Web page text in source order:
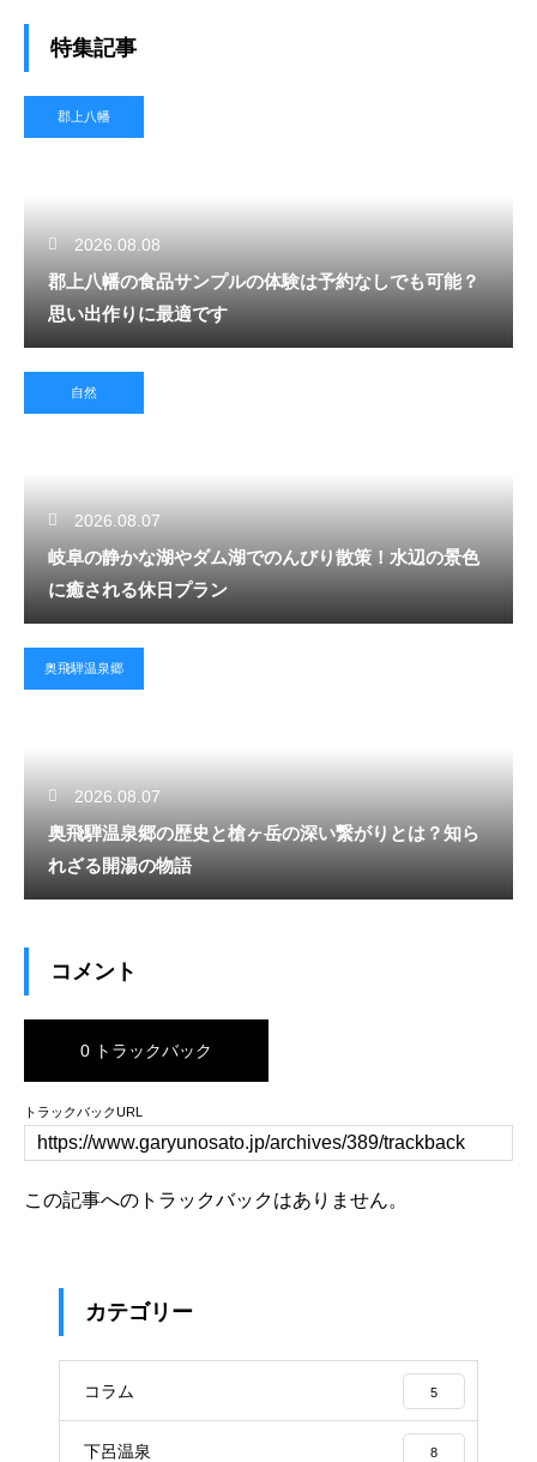
特集記事
郡上八幡
2026.08.08
郡上八幡の食品サンプルの体験は予約なしでも可能？
思い出作りに最適です
自然
2026.08.07
岐阜の静かな湖やダム湖でのんびり散策！水辺の景色
に癒される休日プラン
奥飛騨温泉郷
2026.08.07
奥飛騨温泉郷の歴史と槍ヶ岳の深い繋がりとは？知ら
れざる開湯の物語
コメント
0 トラックバック
トラックバックURL
この記事へのトラックバックはありません。
カテゴリー
コラム 5
下呂温泉 8